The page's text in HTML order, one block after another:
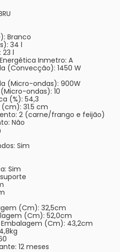
Branco
34 l
l
Inmetro: A
(Convecção): 1450 W
(Micro-ondas): 900W
ondas): 10
(%): 54,3
31.5 cm
2 (carne/frango e feijão)
Não
Sim
Sim
(Cm): 32,5cm
(Cm): 52,0cm
(Cm): 43,2cm
12 meses